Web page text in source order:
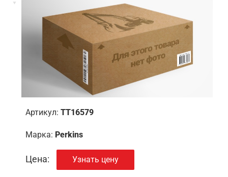
Артикул: TT16579
Марка: Perkins
Цена: Узнать цену